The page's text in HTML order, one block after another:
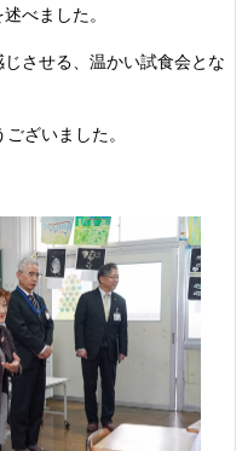
べました。
させる、温かい試食会とな
ざいました。